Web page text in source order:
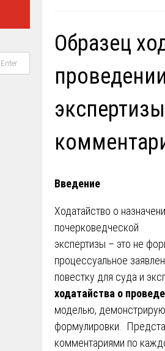
Образец
Введение
Ходатайство о
почерковедческой
экспертизы – это не
процессуальное
повестку для суда и
ходатайства о
моделью,
формулировки.
комментариями по